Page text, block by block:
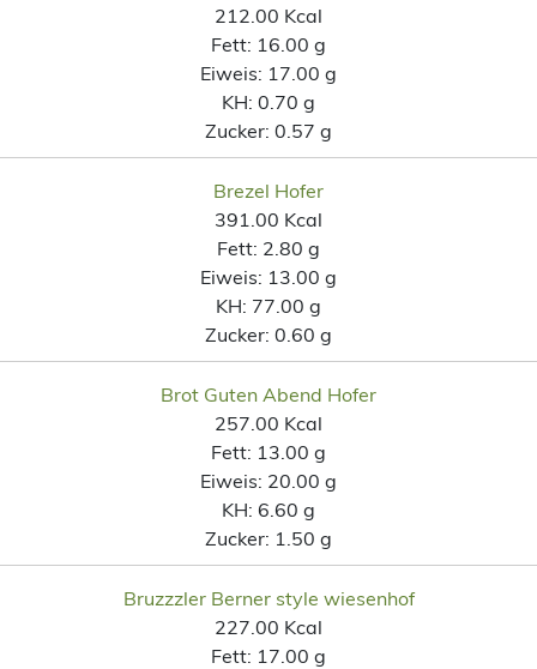
212.00 Kcal
Fett: 16.00 g
Eiweis: 17.00 g
KH: 0.70 g
Zucker: 0.57 g
Brezel Hofer
391.00 Kcal
Fett: 2.80 g
Eiweis: 13.00 g
KH: 77.00 g
Zucker: 0.60 g
Brot Guten Abend Hofer
257.00 Kcal
Fett: 13.00 g
Eiweis: 20.00 g
KH: 6.60 g
Zucker: 1.50 g
Bruzzzler Berner style wiesenhof
227.00 Kcal
Fett: 17.00 g